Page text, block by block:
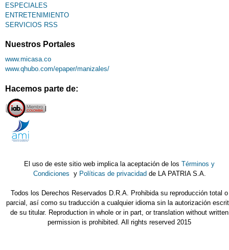
ESPECIALES
ENTRETENIMIENTO
SERVICIOS RSS
Nuestros Portales
www.micasa.co
www.qhubo.com/epaper/manizales/
Hacemos parte de:
El uso de este sitio web implica la aceptación de losTérminos y
Condiciones y Políticas de privacidad de LA PATRIA S.A.
Todos los Derechos Reservados D.R.A. Prohibida su reproducción total o
parcial, así como su traducción a cualquier idioma sin la autorización
de su titular. Reproduction in whole or in part, or translation without written
permission is prohibited. All rights reserved 2015